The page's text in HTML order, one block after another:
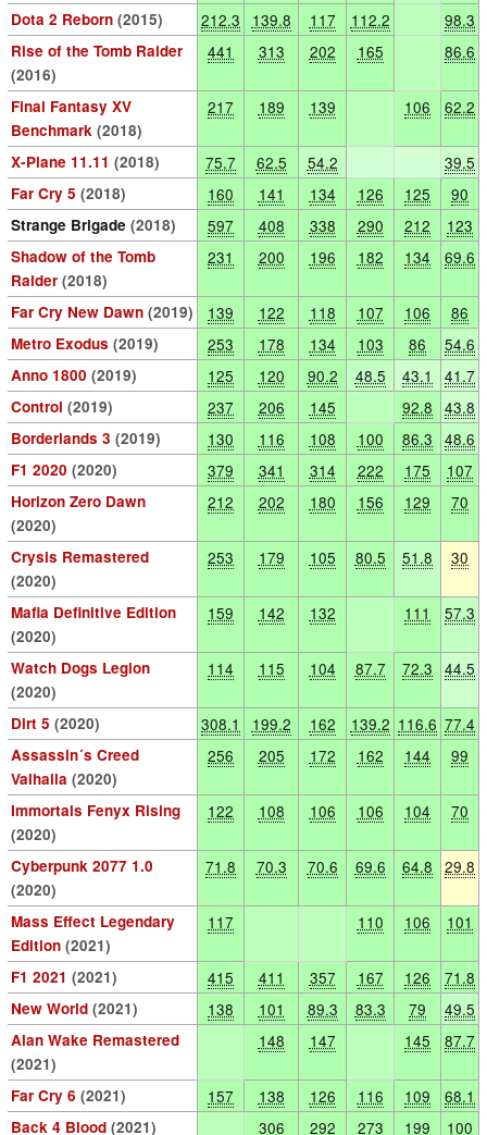
Dota 2 Reborn (2015) 212.3 139.8 117 112.2 98.3
Rise of the Tomb Raider
(2016)
441 313 202 165 86.6
Final Fantasy XV
Benchmark (2018)
217 189 139 106 62.2
X-Plane 11.11 (2018) 75.7 62.5 54.2 39.5
Far Cry 5 (2018) 160 141 134 126 125 90
Strange Brigade (2018) 597 408 338 290 212 123
Shadow of the Tomb
Raider (2018)
231 200 196 182 134 69.6
Far Cry New Dawn (2019) 139 122 118 107 106 86
Metro Exodus (2019) 253 178 134 103 86 54.6
Anno 1800 (2019) 125 120 90.2 48.5 43.1 41.7
Control (2019) 237 206 145 92.8 43.8
Borderlands 3 (2019) 130 116 108 100 86.3 48.6
F1 2020 (2020) 379 341 314 222 175 107
Horizon Zero Dawn
(2020)
212 202 180 156 129 70
Crysis Remastered
(2020)
253 179 105 80.5 51.8 30
Mafia Definitive Edition
(2020)
159 142 132 111 57.3
Watch Dogs Legion
(2020)
114 115 104 87.7 72.3 44.5
Dirt 5 (2020) 308.1 199.2 162 139.2 116.6 77.4
Assassin´s Creed
Valhalla (2020)
256 205 172 162 144 99
Immortals Fenyx Rising
(2020)
122 108 106 106 104 70
Cyberpunk 2077 1.0
(2020)
71.8 70.3 70.6 69.6 64.8 29.8
Mass Effect Legendary
Edition (2021)
117 110 106 101
F1 2021 (2021) 415 411 357 167 126 71.8
New World (2021) 138 101 89.3 83.3 79 49.5
Alan Wake Remastered
(2021)
148 147 145 87.7
Far Cry 6 (2021) 157 138 126 116 109 68.1
Back 4 Blood (2021) 306 292 273 199 100